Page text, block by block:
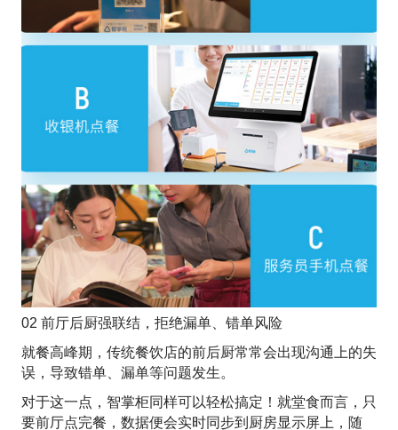
02 前厅后厨强联结，拒绝漏单、错单风险
就餐高峰期，传统餐饮店的前后厨常常会出现沟通上的失
误，导致错单、漏单等问题发生。
对于这一点，智掌柜同样可以轻松搞定！就堂食而言，只
要前厅点完餐，数据便会实时同步到厨房显示屏上，随